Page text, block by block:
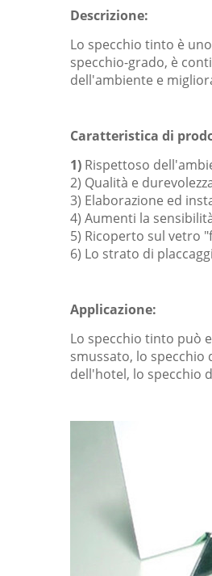
Descrizione:
Lo specchio tinto è
specchio-grado, è
dell'ambiente e
Caratteristica di
1) Rispettoso
2) Qualità e
3) Elaborazione ed
4) Aumenti la
5) Ricoperto sul vetro
6) Lo strato di
Applicazione:
Lo specchio tinto può
smussato, lo specchio
dell'hotel, lo specchio